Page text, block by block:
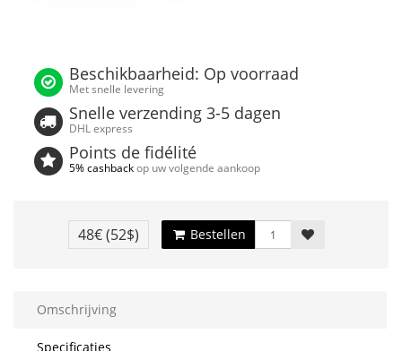
Beschikbaarheid: Op voorraad
Met snelle levering
Snelle verzending 3-5 dagen
DHL express
Points de fidélité
5% cashbackop uw volgende aankoop
48€(52$) Bestellen
Omschrijving
Specificaties